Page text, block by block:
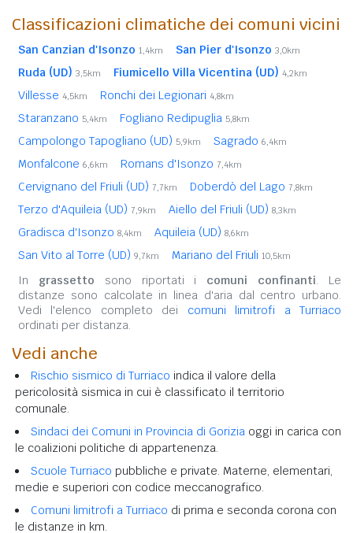
Classificazioni climatiche dei comuni vicini
San Canzian d'Isonzo 1,4km San Pier d'Isonzo 3,0km
Ruda (UD) 3,5km Fiumicello Villa Vicentina (UD) 4,2km
Villesse 4,5km Ronchi dei Legionari 4,8km
Staranzano 5,4km Fogliano Redipuglia 5,8km
Campolongo Tapogliano (UD) 5,9km Sagrado 6,4km
Monfalcone 6,6km Romans d'Isonzo 7,4km
Cervignano del Friuli (UD) 7,7km Doberdò del Lago 7,8km
Terzo d'Aquileia (UD) 7,9km Aiello del Friuli (UD) 8,3km
Gradisca d'Isonzo 8,4km Aquileia (UD) 8,6km
San Vito al Torre (UD) 9,7km Mariano del Friuli 10,5km
In grassetto sono riportati i comuni confinanti. Le
distanze sono calcolate in linea d'aria dal centro urbano.
Vedi l'elenco completo dei comuni limitrofi a Turriaco
ordinati per distanza.
Vedi anche
Rischio sismico di Turriaco indica il valore della
pericolosità sismica in cui è classificato il territorio
comunale.
Sindaci dei Comuni in Provincia di Gorizia oggi in carica con
le coalizioni politiche di appartenenza.
Scuole Turriaco pubbliche e private. Materne, elementari,
medie e superiori con codice meccanografico.
Comuni limitrofi a Turriaco di prima e seconda corona con
le distanze in km.